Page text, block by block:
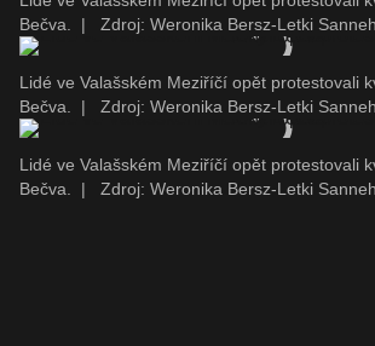
Bečva.
| Zdroj: Weronika Bersz-Letki Sanneh
Lidé ve Valašském Meziříčí opět protestovali
Bečva.
| Zdroj: Weronika Bersz-Letki Sanneh
Lidé ve Valašském Meziříčí opět protestovali
Bečva.
| Zdroj: Weronika Bersz-Letki Sanneh